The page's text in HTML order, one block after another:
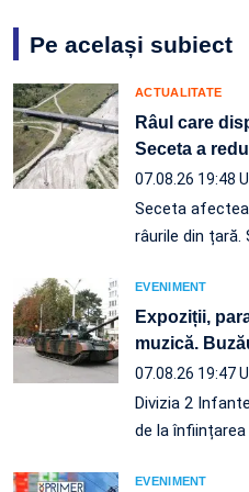
Pe același subiect
ACTUALITATE
Râul care
Seceta a
07.08.26 19:48
Seceta
râurile din țară.
EVENIMENT
Expoziții,
muzică.
07.08.26 19:47
Divizia 2
de la
EVENIMENT